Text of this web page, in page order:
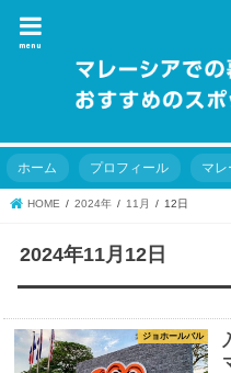
menu
ホーム プロフィール マレ
HOME 2024年 11月 12日
2024年11月12日
ジョホールバル